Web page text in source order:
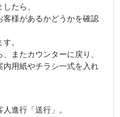
たら、
客様があるかどうかを確認
。
またカウンターに戻り、
内用紙やチラシ一式を入れ
進行「送行」。